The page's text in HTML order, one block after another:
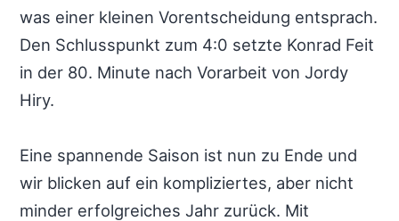
was einer kleinen Vorentscheidung entsprach.
Den Schlusspunkt zum 4:0 setzte Konrad Feit
in der 80. Minute nach Vorarbeit von Jordy
Hiry.
Eine spannende Saison ist nun zu Ende und
wir blicken auf ein kompliziertes, aber nicht
minder erfolgreiches Jahr zurück. Mit